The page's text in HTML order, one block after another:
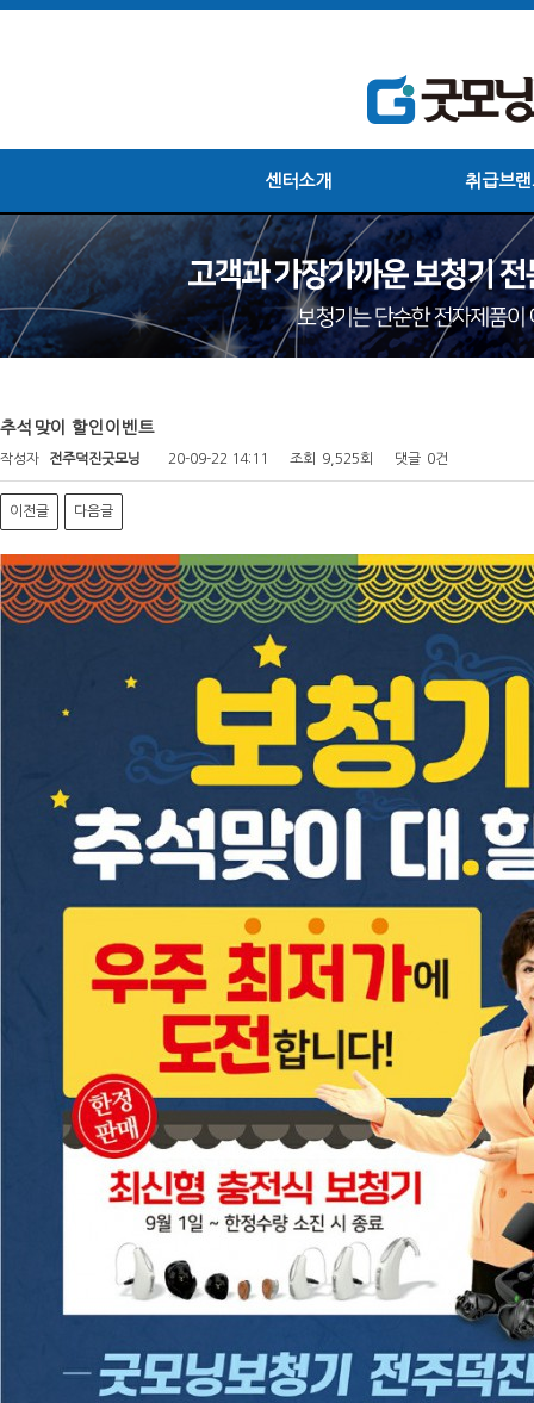
센터소개 취급브
추석맞이 할인이벤트
작성자 전주덕진굿모닝 20-09-22 14:11 조회 9,525회 댓글 0건
이전글 다음글